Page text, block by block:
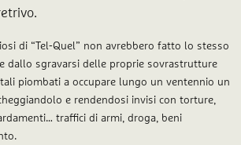
di “Tel-Quel” non avrebbero fatto lo stesso
dallo sgravarsi delle proprie sovrastrutture
piombati a occupare lungo un ventennio un
e rendendosi invisi con torture,
traffici di armi, droga, beni